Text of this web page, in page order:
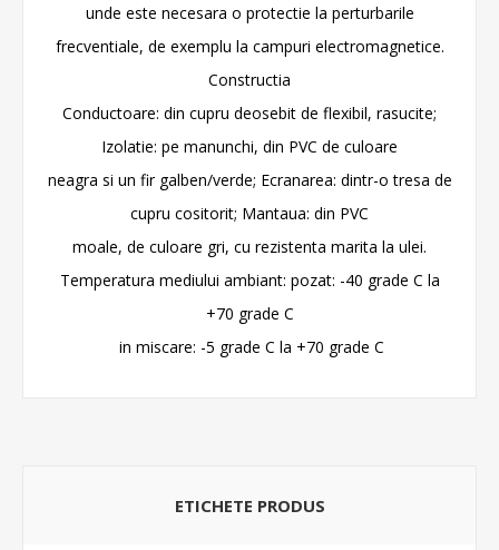
unde este necesara o protectie la perturbarile
frecventiale, de exemplu la campuri electromagnetice.
Constructia
Conductoare: din cupru deosebit de flexibil, rasucite;
Izolatie: pe manunchi, din PVC de culoare
neagra si un fir galben/verde; Ecranarea: dintr-o tresa de
cupru cositorit; Mantaua: din PVC
moale, de culoare gri, cu rezistenta marita la ulei.
Temperatura mediului ambiant: pozat: -40 grade C la
+70 grade C
in miscare: -5 grade C la +70 grade C
ETICHETE PRODUS